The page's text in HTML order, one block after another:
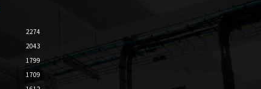
2274
2043
1799
1709